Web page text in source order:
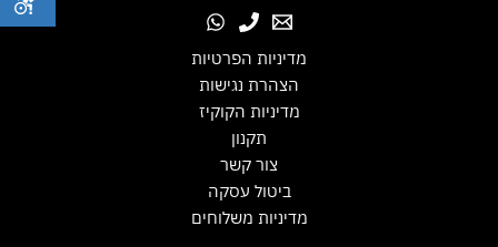
מדיניות הפרטיות
הצהרת נגישות
מדיניות הקוקיז
תקנון
צור קשר
ביטול עסקה
מדיניות משלוחים